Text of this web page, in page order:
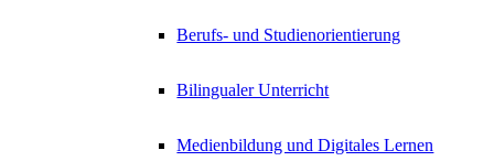
Berufs- und Studienorientierung
Bilingualer Unterricht
Medienbildung und Digitales Lernen